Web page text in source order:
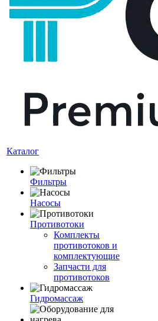
Каталог
Фильтры
Насосы
Противотоки
Комплекты
противотоков и
комплектующие
Запчасти для
противотоков
Гидромассаж